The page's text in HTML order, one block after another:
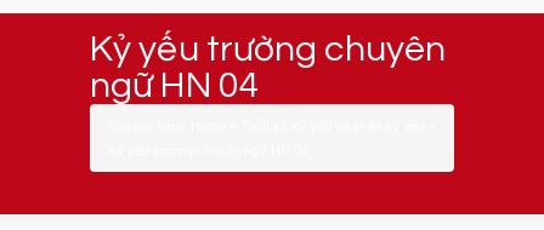
Kỷ yếu trường chuyên
ngữ HN 04